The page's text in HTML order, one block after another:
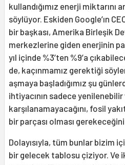
kullandığımız enerji miktarını
söylüyor. Eskiden Google’ın
bir başkası, Amerika Birleşik
merkezlerine giden enerjinin
yıl içinde %3’ten %9’a
de, kaçınmamız gerektiği
aşmaya başladığımız şu
ihtiyacının sadece
karşılanamayacağını, fosil
bir parçası olması
Dolayısıyla, tüm bunlar bizim
bir gelecek tablosu çiziyor. Ve